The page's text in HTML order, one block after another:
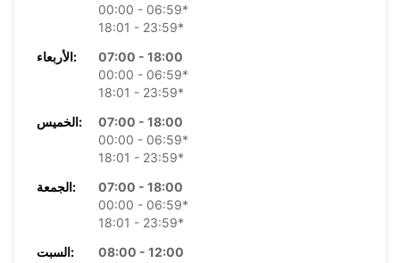
00:00 - 06:59*
18:01 - 23:59*
الأربعاء:
07:00 - 18:00
00:00 - 06:59*
18:01 - 23:59*
الخميس:
07:00 - 18:00
00:00 - 06:59*
18:01 - 23:59*
الجمعة:
07:00 - 18:00
00:00 - 06:59*
18:01 - 23:59*
السبت:
08:00 - 12:00